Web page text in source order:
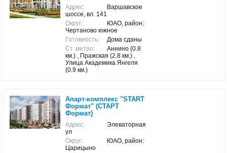
Адрес:
Варшавское
шоссе, вл. 141
Округ:
ЮАО, район:
Чертаново южное
Готовность:
Дома сданы
Ст. метро:
Аннино (0.8
км.) , Пражская (2.8 км.) ,
Улица Академика Янгеля
(0.9 км.)
Апарт-комплекс "START
Формат" (СТАРТ
Формат)
Адрес:
Элеваторная
ул
Округ:
ЮАО, район:
Царицыно